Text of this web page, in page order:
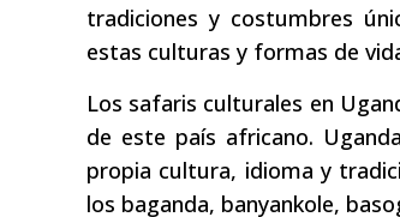
tradiciones y costumbres
estas culturas y formas de
Los safaris culturales en
de este país africano.
propia cultura, idioma y
los baganda, banyankole,